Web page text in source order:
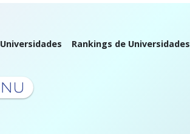
Universidades Rankings de Universidades